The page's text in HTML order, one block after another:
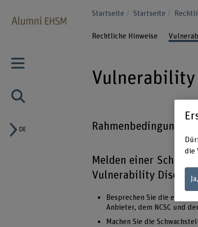
DE
Startseite Startseite
Rechtliche Hinweise
Vulnerability
Rahmenbedingungen
Melden einer
Vulnerability
Besprechen Sie die
Anbieter, dem NCSC und
Machen Sie die
die